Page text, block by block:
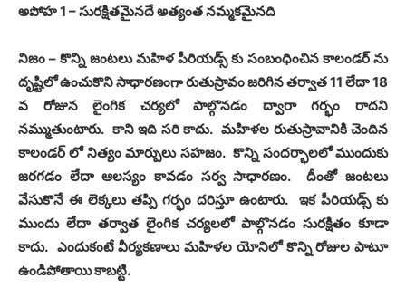
అపోహ1 –సురక్షితమైనదే అత్యంత నమ్మకమైనది
నిజం– కొన్ని జంటలు మహిళ పీరియడ్స్ కు సంబంధించిన కాలండర్ ను
దృష్టిలో ఉంచుకొని సాధారణంగా రుతుస్రావం జరిగిన తర్వాత11 లేదా18
వ రోజున లైంగిక చర్యలో పాల్గొనడం ద్వారా గర్భం రాదని
నమ్ముతుంటారు. కాని ఇది సరి కాదు.మహిళల రుతుస్రావానికి చెందిన
కాలండర్ లో నిత్యం మార్పులు సహజం.కొన్ని సందర్భాలలో ముందుకు
జరగడం లేదా ఆలస్యం కావడం సర్వ సాధారణం.దీంతో జంటలు
వేసుకొనే ఈ లెక్కలు తప్పి గర్భం దరిస్తూ ఉంటారు. ఇక పీరియడ్స్ కు
ముందు లేదా తర్వాత లైంగిక చర్యలలో పాల్గొనడం సురక్షితం కూడా
కాదు. ఎందుకంటే వీర్యకణాలు మహిళల యోనిలో కొన్ని రోజుల పాటూ
ఉండిపోతాయి కాబట్టి.